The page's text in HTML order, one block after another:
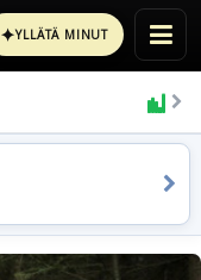
✦YLLÄTÄ MINUT